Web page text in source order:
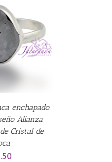
enchapado
Alianza
Cristal de